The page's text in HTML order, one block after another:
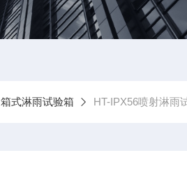
箱式淋雨试验箱 HT-IPX56喷射淋雨